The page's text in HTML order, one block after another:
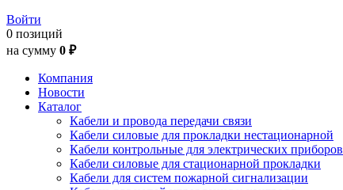
Войти
0 позиций
на сумму 0 ₽
Компания
Новости
Каталог
Кабели и провода передачи связи
Кабели силовые для прокладки нестационарной
Кабели контрольные для электрических приборов
Кабели силовые для стационарной прокладки
Кабели для систем пожарной сигнализации